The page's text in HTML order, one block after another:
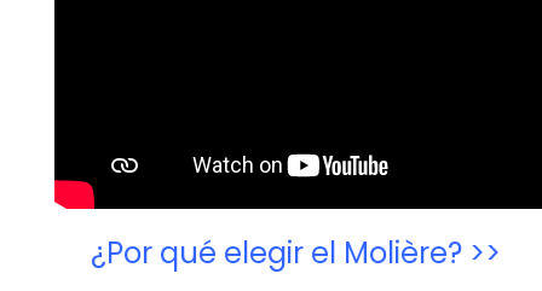
¿Por qué elegir el Molière? >>